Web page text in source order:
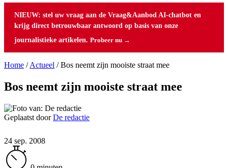
NIEUW: stel uw vraag aan de Vraag&Aanbod AI-chatbot en
krijg direct betrouwbaar antwoord op basis van onze
journalistieke artikelen. Probeer nu →
Home /Actueel /Bos neemt zijn mooiste straat mee
Bos neemt zijn mooiste straat mee
Geplaatst doorDe redactie
24 sep. 2008